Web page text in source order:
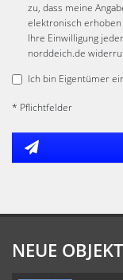
zu, dass meine
elektronisch
Ihre Einwilligung
norddeich.de
Ich bin Eigentümer
* Pflichtfelder
NEUE